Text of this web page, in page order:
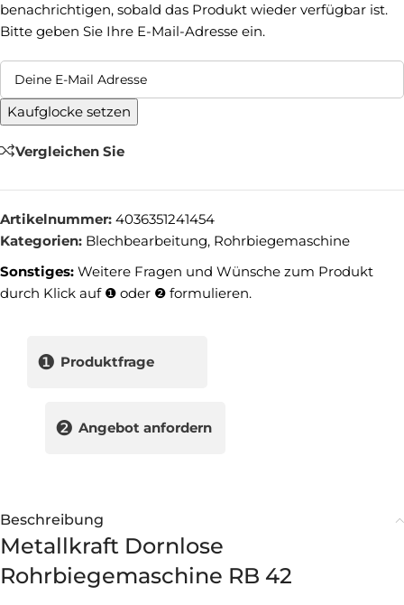
benachrichtigen, sobald das Produkt wieder verfügbar ist.
Bitte geben Sie Ihre E-Mail-Adresse ein.
Kaufglocke setzen
Vergleichen Sie
Artikelnummer: 4036351241454
Kategorien: Blechbearbeitung, Rohrbiegemaschine
Sonstiges: Weitere Fragen und Wünsche zum Produkt
durch Klick auf ❶ oder ❷ formulieren.
❶ Produktfrage
❷ Angebot anfordern
Beschreibung
Metallkraft Dornlose
Rohrbiegemaschine RB 42